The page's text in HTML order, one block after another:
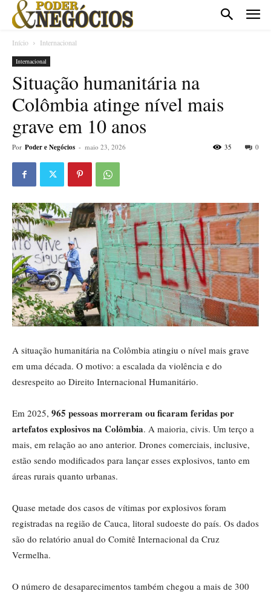
Início Internacional
Internacional
Situação humanitária na
Colômbia atinge nível mais
grave em 10 anos
Por Poder e Negócios - maio 23, 2026 0
35
A situação humanitária na Colômbia atingiu o nível mais grave
em uma década. O motivo: a escalada da violência e do
desrespeito ao Direito Internacional Humanitário.
Em 2025, 965 pessoas morreram ou ficaram feridas por
artefatos explosivos na Colômbia. A maioria, civis. Um terço a
mais, em relação ao ano anterior. Drones comerciais, inclusive,
estão sendo modificados para lançar esses explosivos, tanto em
áreas rurais quanto urbanas.
Quase metade dos casos de vítimas por explosivos foram
registradas na região de Cauca, litoral sudoeste do país. Os dados
são do relatório anual do Comitê Internacional da Cruz
Vermelha.
O número de desaparecimentos também chegou a mais de 300